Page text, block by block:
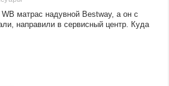
матрас надувной Bestway, а он с
направили в сервисный центр. Куда